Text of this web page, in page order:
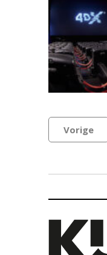
Vorige